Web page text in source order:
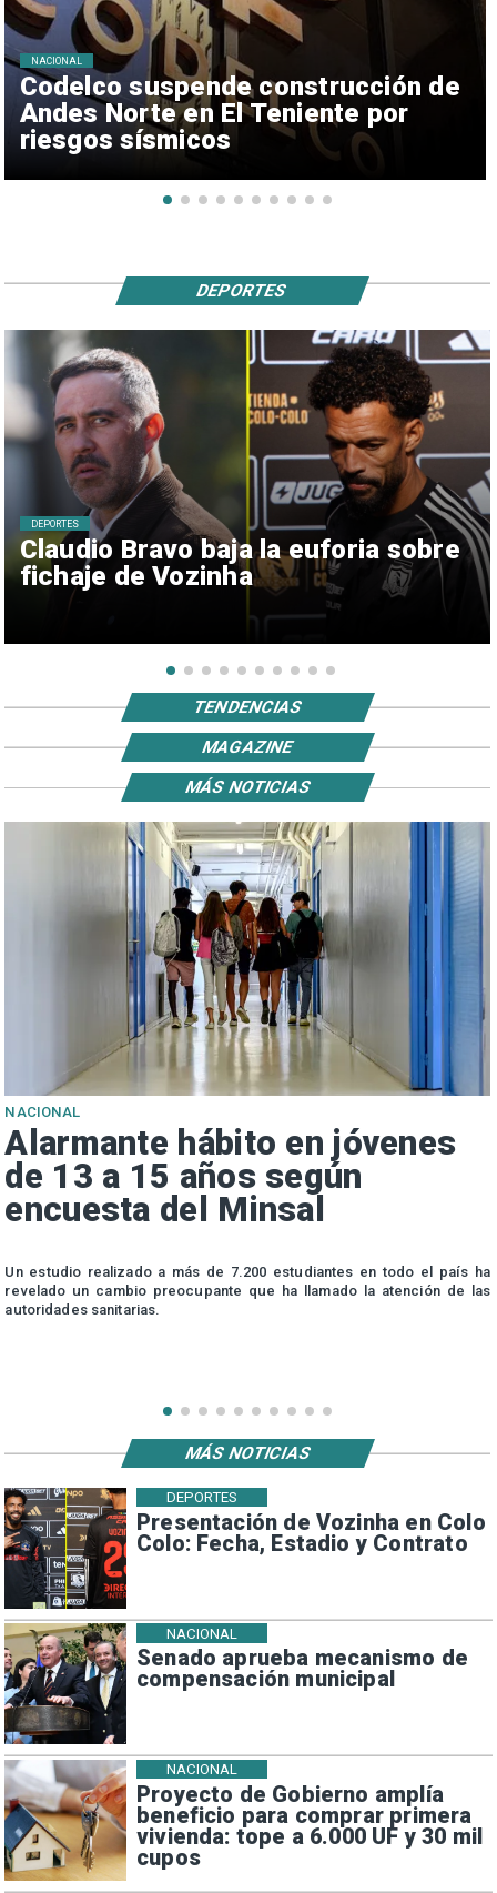
Codelco suspende construcción de
Andes Norte en El Teniente por
riesgos sísmicos
NACIONAL
Claudio Bravo baja la euforia sobre
fichaje de Vozinha
DEPORTES
DEPORTES
TENDENCIAS
MAGAZINE
NACIONAL
Alarmante hábito en jóvenes
de 13 a 15 años según
encuesta del Minsal
Un estudio realizado a más de 7.200 estudiantes en todo el país ha
revelado un cambio preocupante que ha llamado la atención de las
autoridades sanitarias.
MÁS NOTICIAS
Presentación de Vozinha en Colo
Colo: Fecha, Estadio y Contrato
DEPORTES
Senado aprueba mecanismo de
compensación municipal
NACIONAL
Proyecto de Gobierno amplía
beneficio para comprar primera
vivienda: tope a 6.000 UF y 30 mil
cupos
NACIONAL
MÁS NOTICIAS